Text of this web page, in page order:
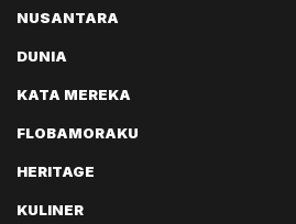
NUSANTARA
DUNIA
KATA MEREKA
FLOBAMORAKU
HERITAGE
KULINER